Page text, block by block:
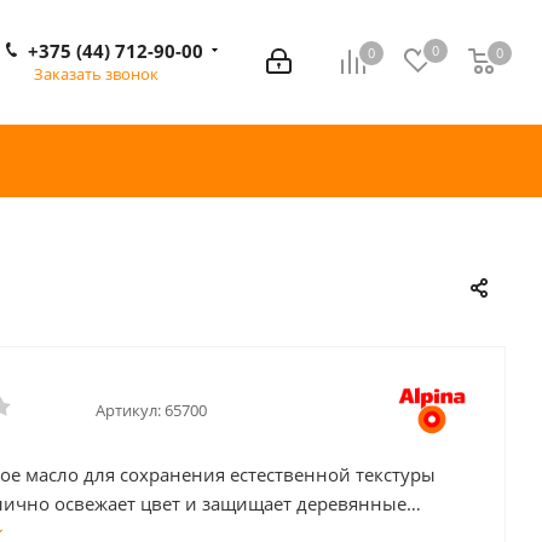
0 0 0
0
+375 (44) 712-90-00
Заказать звонок
Артикул:65700
масло для сохранения естественной текстуры
освежает цвет и защищает деревянные
и другие деревянные поверхности внутри и